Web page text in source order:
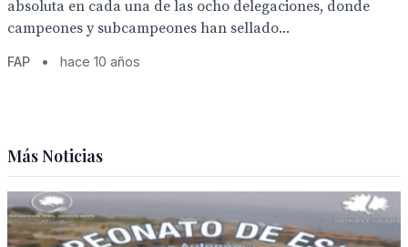
absoluta en cada una de las ocho delegaciones, donde
campeones y subcampeones han sellado...
FAP • hace 10 años
Más Noticias